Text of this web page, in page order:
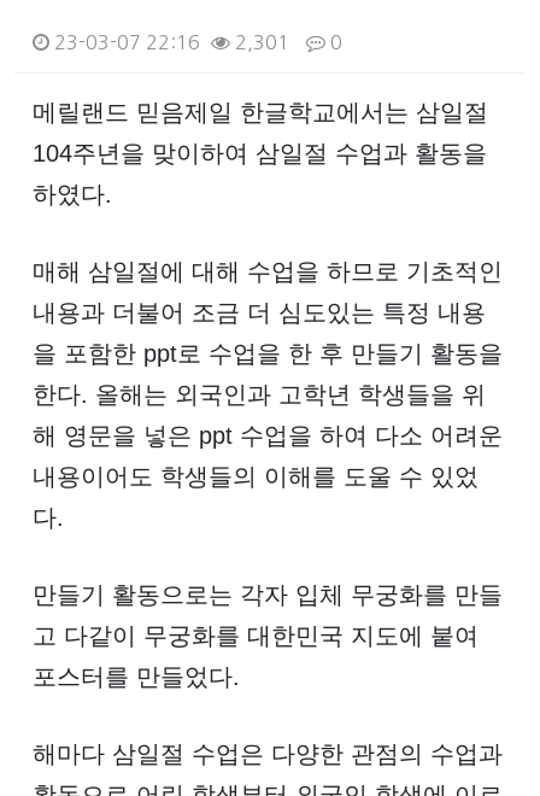
23-03-07 22:16 2,301 0
본문
메릴랜드 믿음제일 한글학교에서는 삼일절
104주년을 맞이하여 삼일절 수업과 활동을
하였다.
매해 삼일절에 대해 수업을 하므로 기초적인
내용과 더불어 조금 더 심도있는 특정 내용
을 포함한 ppt로 수업을 한 후 만들기 활동을
한다. 올해는 외국인과 고학년 학생들을 위
해 영문을 넣은 ppt 수업을 하여 다소 어려운
내용이어도 학생들의 이해를 도울 수 있었
다.
만들기 활동으로는 각자 입체 무궁화를 만들
고 다같이 무궁화를 대한민국 지도에 붙여
포스터를 만들었다.
해마다 삼일절 수업은 다양한 관점의 수업과